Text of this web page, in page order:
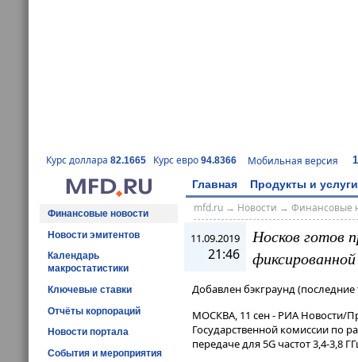
Курс доллара 82.1665 Курс евро 94.8366 Мобильная версия
Главная Продукты и услуги
Финансовые новости
Новости эмитентов
Календарь
макростатистики
Ключевые ставки
Отчёты корпораций
Новости портала
События и мероприятия
mfd.ru→ Новости → Финансовые
11.09.2019
21:46
Носков готов
фиксированной
Добавлен бэкграунд (последние
МОСКВА, 11 сен - РИА Новости/
Государственной комиссии по
передаче для 5G частот 3,4-